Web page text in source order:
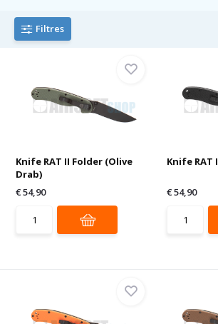
Filtres
Knife RAT II Folder (Olive
Drab)
€ 54,90
Knife RAT
€ 54,90